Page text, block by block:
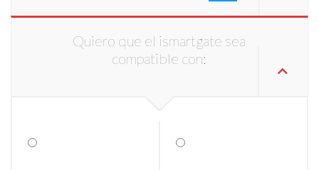
Quiero que el ismartgate sea
compatible con: